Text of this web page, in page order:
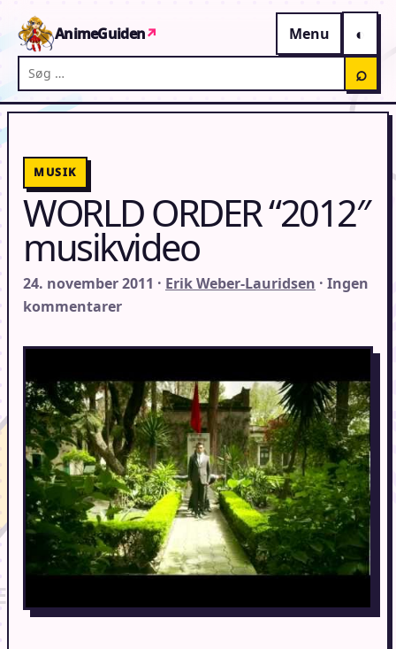
AnimeGuiden↗
Menu
Søg på AnimeGuiden
⌕
MUSIK
WORLD ORDER “2012″
musikvideo
24. november 2011 · Erik Weber-Lauridsen · Ingen
kommentarer